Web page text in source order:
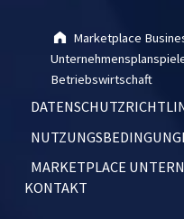
Marketplace
Betriebswirtschaft
MARKETPLACE
KONTAKT